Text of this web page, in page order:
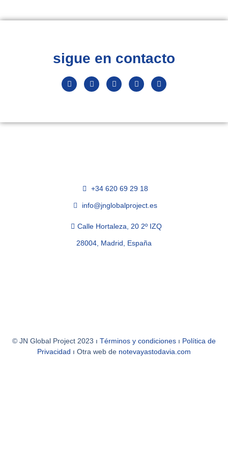
sigue en contacto
+34 620 69 29 18
info@jnglobalproject.es
Calle Hortaleza, 20 2º IZQ
28004, Madrid, España
© JN Global Project 2023 ı Términos y condiciones ı Política de
Privacidad ı Otra web de notevayastodavia.com